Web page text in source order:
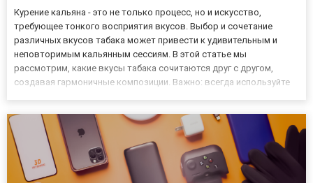
Курение кальяна - это не только процесс, но и искусство,
требующее тонкого восприятия вкусов. Выбор и сочетание
различных вкусов табака может привести к удивительным и
неповторимым кальянным сессиям. В этой статье мы
рассмотрим, какие вкусы табака сочитаются друг с другом,
создавая гармоничные композиции. Важно: всегда используйте
мята: Сочета...